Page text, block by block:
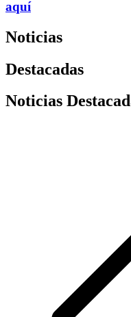
aquí
Noticias
Destacadas
Noticias